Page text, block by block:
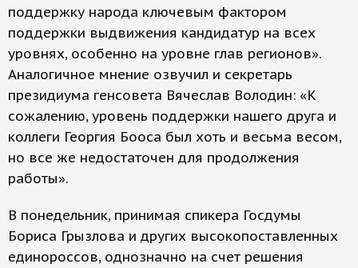
поддержку народа ключевым фактором
поддержки выдвижения кандидатур на всех
уровнях, особенно на уровне глав регионов».
Аналогичное мнение озвучил и секретарь
президиума генсовета Вячеслав Володин: «К
сожалению, уровень поддержки нашего друга и
коллеги Георгия Бооса был хоть и весьма весом,
но все же недостаточен для продолжения
работы».
В понедельник, принимая спикера Госдумы
Бориса Грызлова и других высокопоставленных
единороссов, однозначно на счет решения